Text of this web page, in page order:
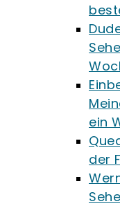
ein
der